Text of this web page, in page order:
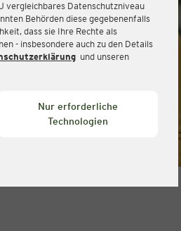
vergleichbares Datenschutzniveau
Behörden diese gegebenenfalls
dass sie Ihre Rechte als
- insbesondere auch zu den Details
und unseren
Nur erforderliche
Technologien